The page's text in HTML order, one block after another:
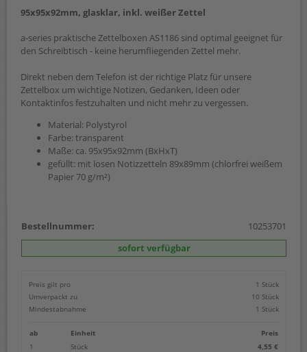
95x95x92mm, glasklar, inkl. weißer Zettel
a-series praktische Zettelboxen AS1186 sind optimal geeignet für
den Schreibtisch - keine herumfliegenden Zettel mehr.
Direkt neben dem Telefon ist der richtige Platz für unsere
Zettelbox um wichtige Notizen, Gedanken, Ideen oder
Kontaktinfos festzuhalten und nicht mehr zu vergessen.
Material: Polystyrol
Farbe: transparent
Maße: ca. 95x95x92mm (BxHxT)
gefüllt: mit losen Notizzetteln 89x89mm (chlorfrei weißem
Papier 70 g/m²)
Bestellnummer:
10253701
sofort verfügbar
Preis gilt pro
1 Stück
Umverpackt zu
10 Stück
Mindestabnahme
1 Stück
ab Einheit
Preis
1
Stück
4,55 €